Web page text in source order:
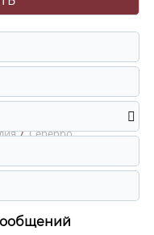
/ Серебро